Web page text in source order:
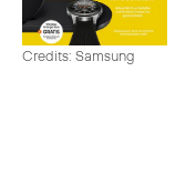
Credits: Samsung